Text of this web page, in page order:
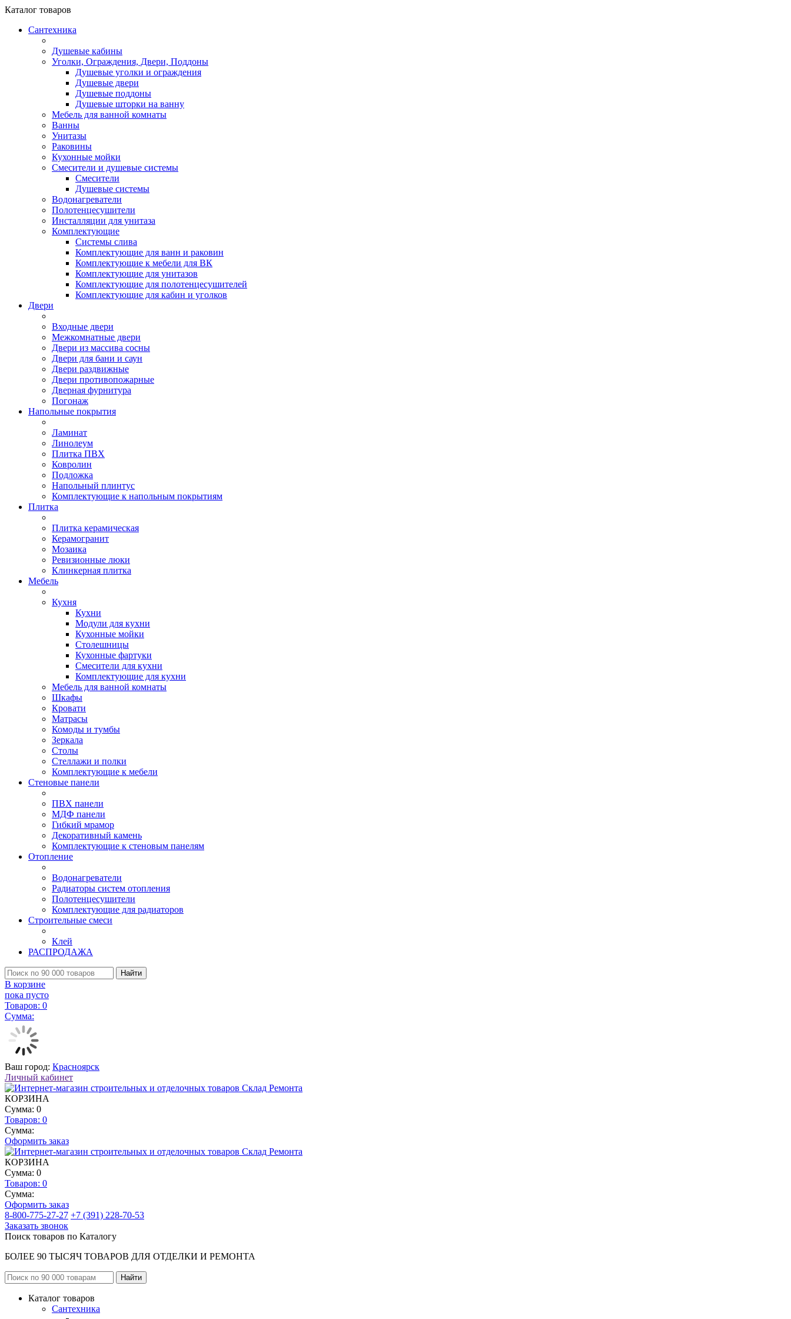
Каталог товаров
Сантехника
Душевые кабины
Уголки, Ограждения, Двери, Поддоны
Душевые уголки и ограждения
Душевые двери
Душевые поддоны
Душевые шторки на ванну
Мебель для ванной комнаты
Ванны
Унитазы
Раковины
Кухонные мойки
Смесители и душевые системы
Смесители
Душевые системы
Водонагреватели
Полотенцесушители
Инсталляции для унитаза
Комплектующие
Системы слива
Комплектующие для ванн и раковин
Комплектующие к мебели для ВК
Комплектующие для унитазов
Комплектующие для полотенцесушителей
Комплектующие для кабин и уголков
Двери
Входные двери
Межкомнатные двери
Двери из массива сосны
Двери для бани и саун
Двери раздвижные
Двери противопожарные
Дверная фурнитура
Погонаж
Напольные покрытия
Ламинат
Линолеум
Плитка ПВХ
Ковролин
Подложка
Напольный плинтус
Комплектующие к напольным покрытиям
Плитка
Плитка керамическая
Керамогранит
Мозаика
Ревизионные люки
Клинкерная плитка
Мебель
Кухня
Кухни
Модули для кухни
Кухонные мойки
Столешницы
Кухонные фартуки
Смесители для кухни
Комплектующие для кухни
Мебель для ванной комнаты
Шкафы
Кровати
Матрасы
Комоды и тумбы
Зеркала
Столы
Стеллажи и полки
Комплектующие к мебели
Стеновые панели
ПВХ панели
МДФ панели
Гибкий мрамор
Декоративный камень
Комплектующие к стеновым панелям
Отопление
Водонагреватели
Радиаторы систем отопления
Полотенцесушители
Комплектующие для радиаторов
Строительные смеси
Клей
РАСПРОДАЖА
Найти
В корзине
пока пусто
Товаров: 0
Сумма:
Ваш город: Красноярск
Личный кабинет
КОРЗИНА
Сумма: 0
Товаров: 0
Сумма:
Оформить заказ
КОРЗИНА
Сумма: 0
Товаров: 0
Сумма:
Оформить заказ
8-800-775-27-27 +7 (391) 228-70-53
Заказать звонок
Поиск товаров по Каталогу
БОЛЕЕ 90 ТЫСЯЧ ТОВАРОВ ДЛЯ ОТДЕЛКИ И РЕМОНТА
Каталог товаров
Сантехника